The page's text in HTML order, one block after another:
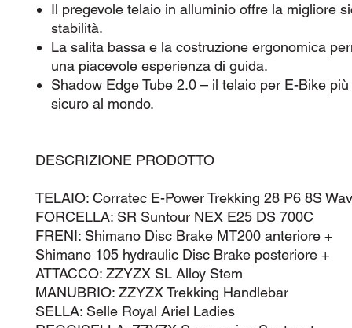
Il pregevole telaio in alluminio offre la migliore
stabilità.
La salita bassa e la costruzione ergonomica
una piacevole esperienza di guida.
Shadow Edge Tube 2.0 – il telaio per E-Bike
sicuro al mondo.
DESCRIZIONE PRODOTTO
TELAIO: Corratec E-Power Trekking 28 P6 8S
FORCELLA: SR Suntour NEX E25 DS 700C
FRENI: Shimano Disc Brake MT200 anteriore +
Shimano 105 hydraulic Disc Brake posteriore +
ATTACCO: ZZYZX SL Alloy Stem
MANUBRIO: ZZYZX Trekking Handlebar
SELLA: Selle Royal Ariel Ladies